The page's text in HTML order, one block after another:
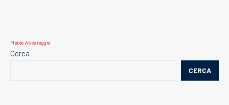
Meteo Abbateggio
Cerca
CERCA